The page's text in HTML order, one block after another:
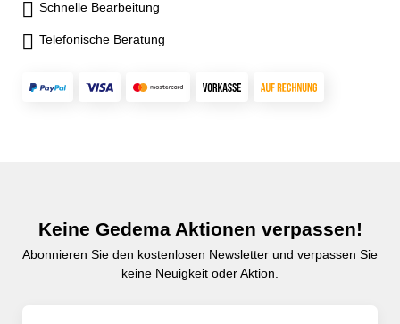
Schnelle Bearbeitung
Telefonische Beratung
Keine Gedema Aktionen verpassen!
Abonnieren Sie den kostenlosen Newsletter und verpassen Sie
keine Neuigkeit oder Aktion.